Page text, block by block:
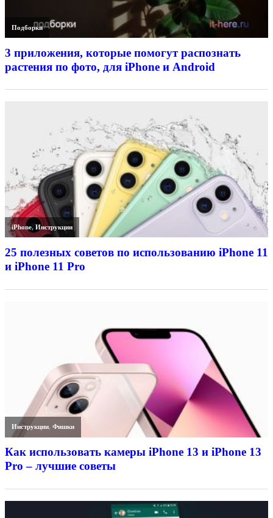
Подборки
3 приложения, которые помогут распознать
растения по фото, для iPhone и Android
iPhone,Инструкции
25 полезных советов по использованию iPhone 11
и iPhone 11 Pro
Инструкции,Фишки
Как использовать камеры iPhone 13 и iPhone 13
Pro – лучшие советы